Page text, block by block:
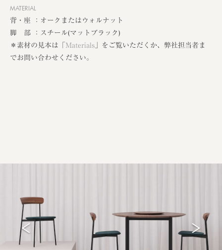
MATERIAL
背・座 ：オークまたはウォルナット
脚 部 ：スチール(マットブラック)
＊素材の見本は「 Materials 」をご覧いただくか、弊社担当者ま
でお問い合わせください。